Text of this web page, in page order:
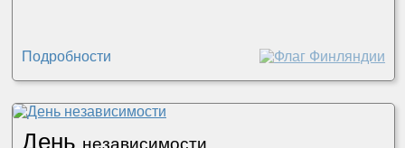
Подробности
День независимости